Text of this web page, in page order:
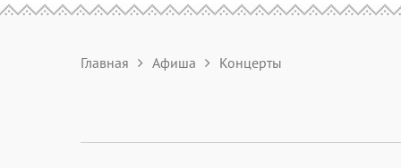
Главная Афиша Концерты